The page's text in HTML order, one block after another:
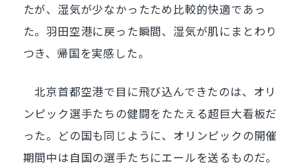
たが、湿気が少なかったため比較的快適であっ
た。羽田空港に戻った瞬間、湿気が肌にまとわり
つき、帰国を実感した。
北京首都空港で目に飛び込んできたのは、オリ
ンピック選手たちの健闘をたたえる超巨大看板だ
った。どの国も同じように、オリンピックの開催
期間中は自国の選手たちにエールを送るものだ。